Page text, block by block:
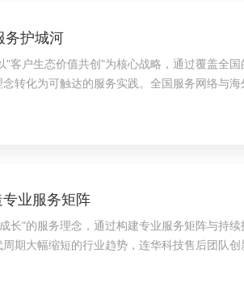
务护城河
户生态价值共创"为核心战略，通过覆盖全
转化为可触达的服务实践。全国服务网络与
业服务矩阵
长"的服务理念，通过构建专业服务矩阵与持
期大幅缩短的行业趋势，连华科技售后团队